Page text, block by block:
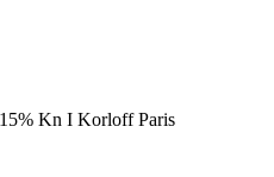
Kn I Korloff Paris